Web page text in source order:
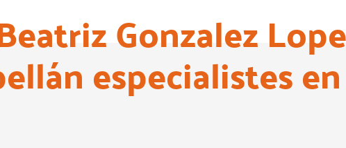
Gonzalez
especialistes